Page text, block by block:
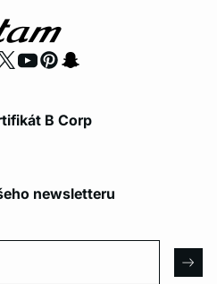
B Corp
newsletteru